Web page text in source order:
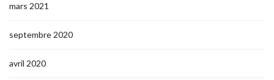
mars 2021
septembre 2020
avril 2020